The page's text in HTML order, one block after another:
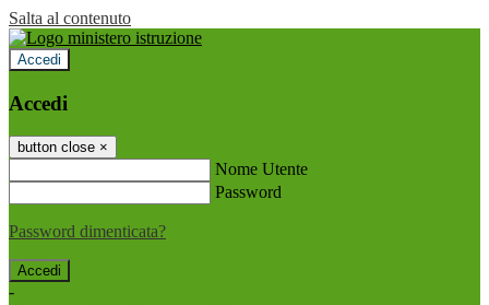
Salta al contenuto
Accedi
Accedi
button close ×
Nome Utente
Password
Password dimenticata?
-